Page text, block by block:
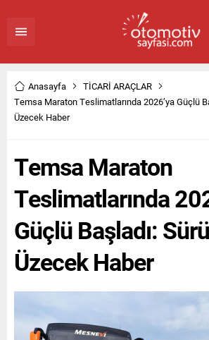
Anasayfa
TİCARİ ARAÇLAR
Temsa Maraton Teslimatlarında 2026’ya Güçlü
Üzecek Haber
Temsa Maraton
Teslimatlarında
Güçlü Başladı:
Üzecek Haber